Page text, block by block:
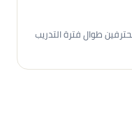
طوال فترة التدريب